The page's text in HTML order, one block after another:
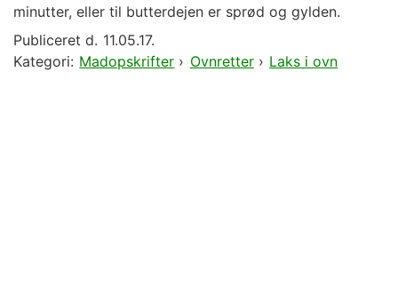
minutter, eller til butterdejen er sprød og gylden.
Publiceret d. 11.05.17.
Kategori: Madopskrifter › Ovnretter› Laks i ovn